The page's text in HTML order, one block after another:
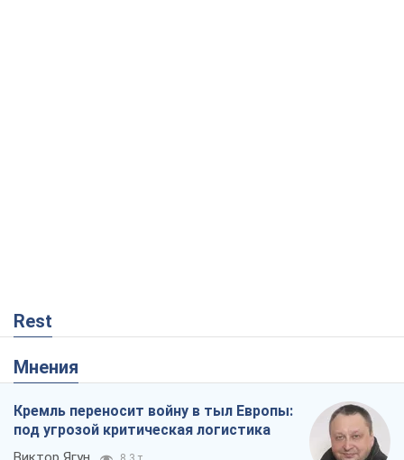
Rest
Мнения
Кремль переносит войну в тыл Европы:
под угрозой критическая логистика